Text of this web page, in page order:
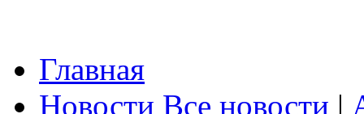
Главная
Новости Все новости |